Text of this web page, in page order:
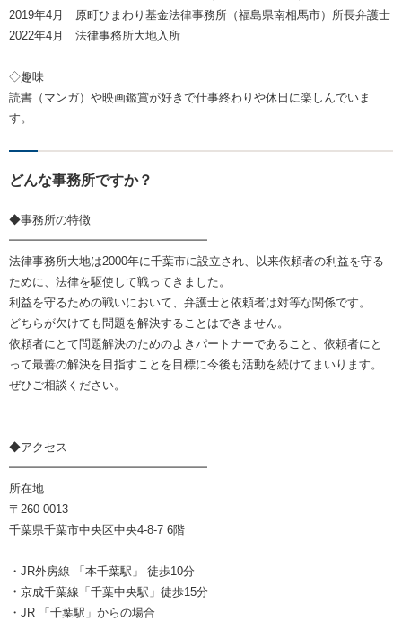
2019年4月 原町ひまわり基金法律事務所（福島県南相馬市）所長弁護士
2022年4月 法律事務所大地入所
◇趣味
読書（マンガ）や映画鑑賞が好きで仕事終わりや休日に楽しんでいま
す。
どんな事務所ですか？
◆事務所の特徴
━━━━━━━━━━━━━━━━━
法律事務所大地は2000年に千葉市に設立され、以来依頼者の利益を守る
ために、法律を駆使して戦ってきました。
利益を守るための戦いにおいて、弁護士と依頼者は対等な関係です。
どちらが欠けても問題を解決することはできません。
依頼者にとて問題解決のためのよきパートナーであること、依頼者にと
って最善の解決を目指すことを目標に今後も活動を続けてまいります。
ぜひご相談ください。
◆アクセス
━━━━━━━━━━━━━━━━━
所在地
〒260-0013
千葉県千葉市中央区中央4-8-7 6階
・JR外房線 「本千葉駅」 徒歩10分
・京成千葉線「千葉中央駅」徒歩15分
・JR 「千葉駅」からの場合